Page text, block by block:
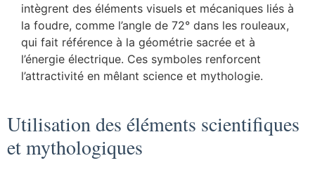
intègrent des éléments visuels et mécaniques liés à
la foudre, comme l’angle de 72° dans les rouleaux,
qui fait référence à la géométrie sacrée et à
l’énergie électrique. Ces symboles renforcent
l’attractivité en mêlant science et mythologie.
Utilisation des éléments scientifiques
et mythologiques